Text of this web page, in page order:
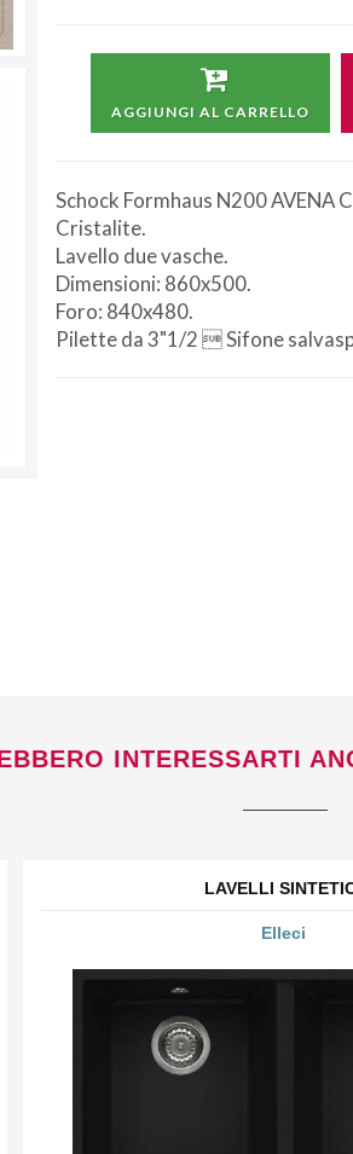
AGGIUNGI AL CARRELLO
Schock Formhaus N200 AVENA
Cristalite.
Lavello due vasche.
Dimensioni: 860x500.
Foro: 840x480.
Pilette da 3"1/2  Sifone
INTERESSARTI
LAVELLI
Elleci